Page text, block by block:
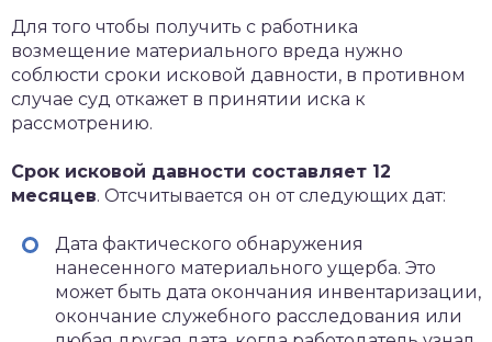
Для того чтобы получить с работника
возмещение материального вреда нужно
соблюсти сроки исковой давности, в противном
случае суд откажет в принятии иска к
рассмотрению.
Срок исковой давности составляет 12
месяцев. Отсчитывается он от следующих дат:
Дата фактического обнаружения
нанесенного материального ущерба. Это
может быть дата окончания инвентаризации,
окончание служебного расследования или